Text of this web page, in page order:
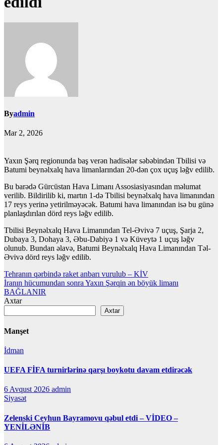
Byadmin
Mar 2, 2026
Yaxın Şərq regionunda baş verən hadisələr səbəbindən Tbilisi və
Batumi beynəlxalq hava limanlarından 20-dən çox uçuş ləğv edilib.
Bu barədə Gürcüstan Hava Limanı Assosiasiyasından məlumat
verilib. Bildirilib ki, martın 1-də Tbilisi beynəlxalq hava limanından
17 reys yerinə yetirilməyəcək. Batumi hava limanından isə bu günə
planlaşdırılan dörd reys ləğv edilib.
Tbilisi Beynəlxalq Hava Limanından Tel-Əvivə 7 uçuş, Şarja 2,
Dubaya 3, Dohaya 3, Əbu-Dabiyə 1 və Küveytə 1 uçuş ləğv
olunub. Bundan əlavə, Batumi Beynəlxalq Hava Limanından Təl-
Əvivə dörd reys ləğv edilib.
Yazı
naviqasiyası
Tehranın qərbində raket anbarı vurulub – KİV
İranın hücumundan sonra Yaxın Şərqin ən böyük limanı
BAĞLANIR
Axtar
Axtar
Manşet
İdman
UEFA FİFA turnirlərinə qarşı boykotu davam etdirəcək
6 Avqust 2026 admin
Siyasət
Zelenski Ceyhun Bayramovu qəbul etdi – VİDEO –
YENİLƏNİB